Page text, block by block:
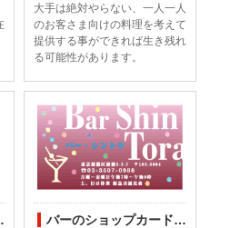
大手は絶対やらない、一人一人
のお客さま向けの料理を考えて
提供する事ができれば生き残れ
る可能性があります。
カード バーのショップカードデザインしてみました